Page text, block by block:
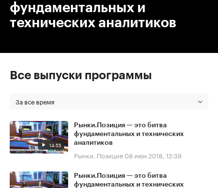
фундаментальных и
технических аналитиков
Все выпуски программы
За все время
14:55
Рынки.Позиция — это битва
фундаментальных и технических
аналитиков
Рынки. Позиция 08 июн 2018, 12:39
Рынки.Позиция — это битва
фундаментальных и технических